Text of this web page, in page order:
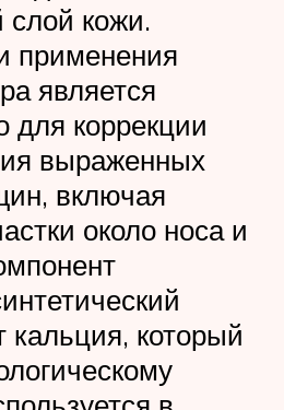
слой кожи.
применения
является
для коррекции
выраженных
включая
около носа и
кальция, который